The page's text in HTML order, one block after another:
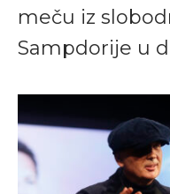
meču iz
Sampdorije u